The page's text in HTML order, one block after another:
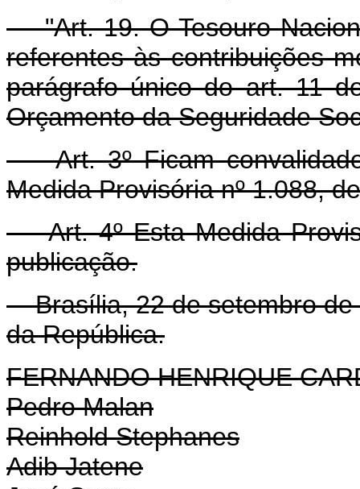
"Art. 19. O Tesouro
referentes às contribuições
parágrafo único do art. 11
Orçamento da Seguridade
Art. 3º Ficam
Medida Provisória nº 1.088,
Art. 4º Esta Medida
publicação.
Brasília, 22 de setembro de
da República.
FERNANDO HENRIQUE
Pedro Malan
Reinhold Stephanes
Adib Jatene